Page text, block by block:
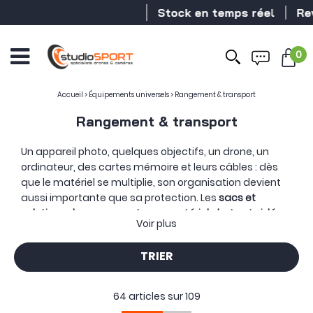
Stock en temps réel Revendeur
0
Accueil > Équipements universels> Rangement & transport
Rangement & transport
Un appareil photo, quelques objectifs, un drone, un
ordinateur, des cartes mémoire et leurs câbles : dès
que le matériel se multiplie, son organisation devient
aussi importante que sa protection. Les sacs et
solutions de rangement pour matériel photo et vidéo
permettent de transporter un équipement complet ou
de garder chaque petit accessoire à sa place.
Cette catégorie réunit des sacs à dos, sacoches,
des pochettes techniques, cubes de rangement et
boîtes pour cartes mémoire.Du petit support de
Voir plus
TRIER
64 articles sur109